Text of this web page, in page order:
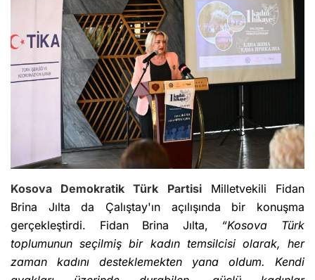
Kosova Demokratik Türk PartisiMilletvekili Fidan
Brina Jılta da Çalıştay'ın açılışında bir konuşma
gerçekleştirdi. Fidan Brina Jılta, “Kosova Türk
toplumunun seçilmiş bir kadın temsilcisi olarak, her
zaman kadını desteklemekten yana oldum. Kendi